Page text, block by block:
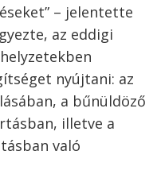
– jelentette
az eddigi
nyújtani: az
a bűnüldöző
illetve a
való